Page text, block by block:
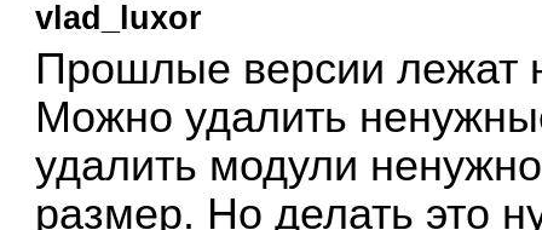
vlad_luxor
Прошлые версии лежат
Можно удалить
удалить модули
размер. Но делать это